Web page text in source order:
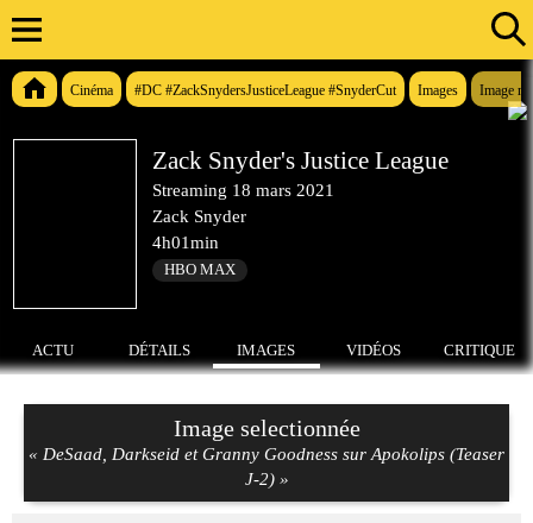
Cinéma #DC #ZackSnydersJusticeLeague #SnyderCut Images Image
Zack Snyder's Justice League
Streaming 18 mars 2021
Zack Snyder
4h01min
HBO MAX
ACTU DÉTAILS IMAGES VIDÉOS CRITIQUE
Image selectionnée
« DeSaad, Darkseid et Granny Goodness sur Apokolips (Teaser
J-2) »